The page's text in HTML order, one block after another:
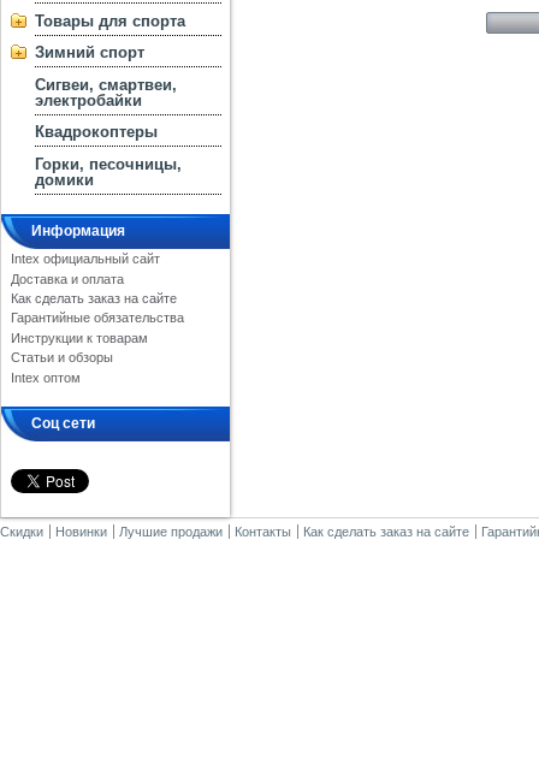
Товары для спорта
Зимний спорт
Сигвеи, смартвеи,
электробайки
Квадрокоптеры
Горки, песочницы,
домики
Информация
Intex официальный сайт
Доставка и оплата
Как сделать заказ на сайте
Гарантийные обязательства
Инструкции к товарам
Статьи и обзоры
Intex оптом
Соц сети
Скидки Новинки Лучшие продажи Контакты Как сделать заказ на сайте